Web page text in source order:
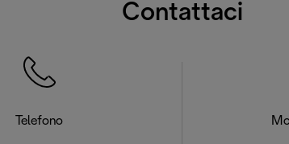
Contattaci
Telefono